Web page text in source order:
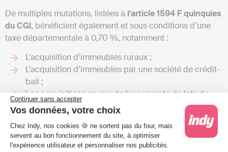
Continuer sans accepter
Vos données, votre choix
Plateforme de Gestion du Consentement :
Chez Indy, nos cookies 🍪 ne sortent pas du four, mais
servent au bon fonctionnement du site, à optimiser
l'expérience utilisateur et personnaliser nos publicités.
De multiples mutations, listées à l’article 1594 F quinquies
du CGI, bénéficient également et sous conditions d’une
taxe départementale à 0,70 %, notamment :
L’acquisition d’immeubles ruraux ;
L’acquisition d’immeubles par une société de crédit-
bail ;
Les acquisitions en vue de leur revente de lots de
copropriétés faisant l’objet d’un plan de sauvegarde,
Exonérations soumises au vote des conseils